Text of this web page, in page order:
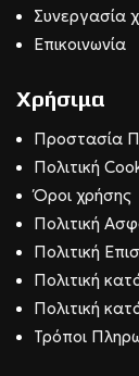
Συνεργασία
Επικοινωνία
Χρήσιμα
Προστασία
Πολιτική
Όροι χρήσης
Πολιτική
Πολιτική
Πολιτική
Πολιτική
Τρόποι